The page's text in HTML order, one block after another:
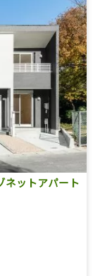
ネットアパート